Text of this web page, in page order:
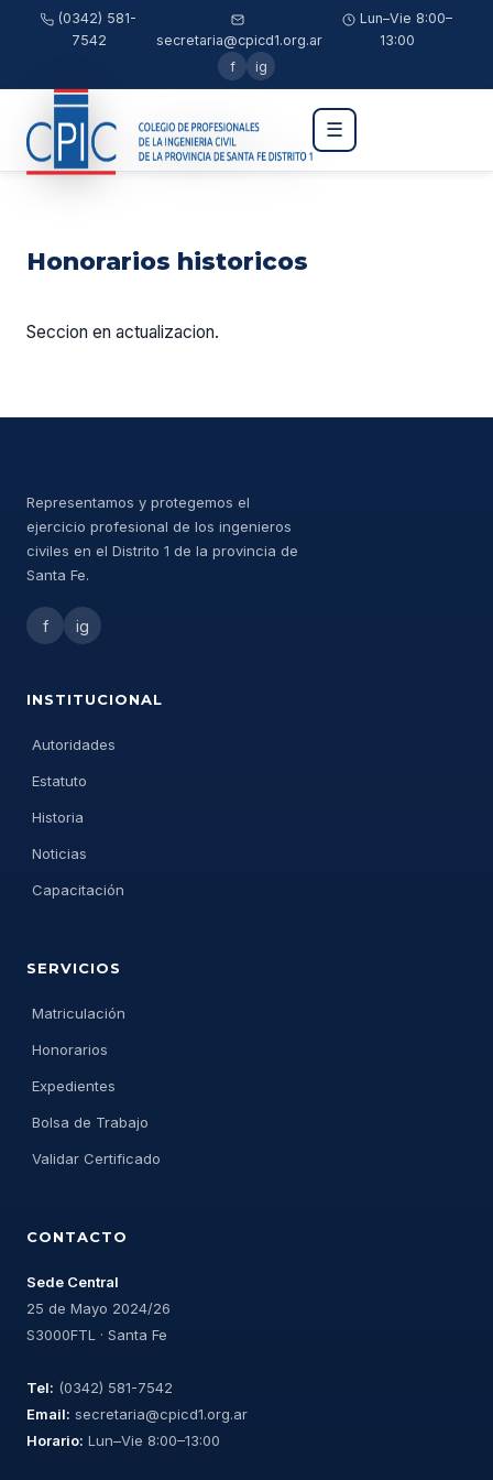
(0342) 581-
7542
secretaria@cpicd1.org.ar
Lun–Vie 8:00–
13:00
f
ig
☰
Honorarios historicos
Seccion en actualizacion.
Representamos y protegemos el
ejercicio profesional de los ingenieros
civiles en el Distrito 1 de la provincia de
Santa Fe.
f ig
INSTITUCIONAL
Autoridades
Estatuto
Historia
Noticias
Capacitación
SERVICIOS
Matriculación
Honorarios
Expedientes
Bolsa de Trabajo
Validar Certificado
CONTACTO
Sede Central
25 de Mayo 2024/26
S3000FTL · Santa Fe
Tel: (0342) 581-7542
Email: secretaria@cpicd1.org.ar
Horario: Lun–Vie 8:00–13:00